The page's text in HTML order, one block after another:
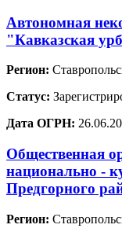
Автономная
"Кавказская
Регион:
Статус:
Дата ОГРН:
Общественная
национально -
Предгорного
Регион: